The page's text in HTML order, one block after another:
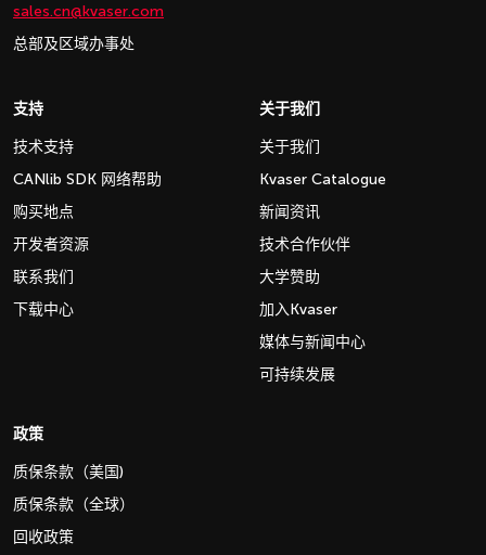
sales.cn@kvaser.com
总部及区域办事处
支持
技术支持
CANlib SDK 网络帮助
购买地点
开发者资源
联系我们
下载中心
关于我们
关于我们
Kvaser Catalogue
新闻资讯
技术合作伙伴
大学赞助
加入Kvaser
媒体与新闻中心
可持续发展
政策
质保条款（美国)
质保条款（全球）
回收政策